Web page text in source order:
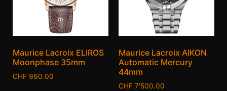
Maurice Lacroix ELIROS
Moonphase 35mm
CHF 960.00
Maurice Lacroix AIKON
Automatic Mercury
44mm
CHF 7'500.00